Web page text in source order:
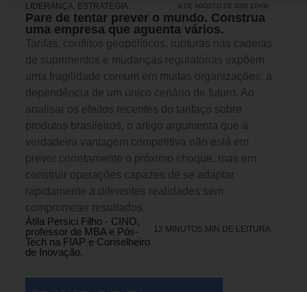
LIDERANÇA ESTRATÉGIA 6 DE AGOSTO DE 2026 17H00
Pare de tentar prever o mundo. Construa
uma empresa que aguenta vários.
Tarifas, conflitos geopolíticos, rupturas nas cadeias
de suprimentos e mudanças regulatórias expõem
uma fragilidade comum em muitas organizações: a
dependência de um único cenário de futuro. Ao
analisar os efeitos recentes do tarifaço sobre
produtos brasileiros, o artigo argumenta que a
verdadeira vantagem competitiva não está em
prever corretamente o próximo choque, mas em
construir operações capazes de se adaptar
rapidamente a diferentes realidades sem
comprometer resultados.
Átila Persici Filho - CINO,
professor de MBA e Pós-
Tech na FIAP e Conselheiro
de Inovação.
12 MINUTOS MIN DE LEITURA